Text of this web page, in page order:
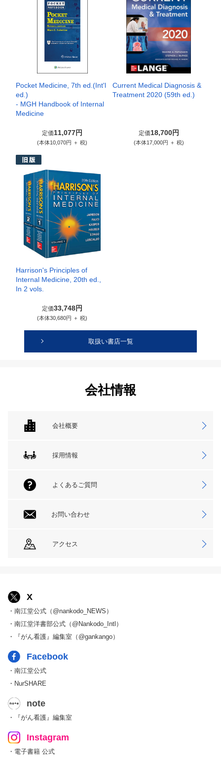
Pocket Medicine, 7th ed.(Int'l
ed.)
- MGH Handbook of Internal
Medicine
定価11,077円
(本体10,070円 ＋ 税)
Current Medical Diagnosis &
Treatment 2020 (59th ed.)
定価18,700円
(本体17,000円 ＋ 税)
Harrison's Principles of
Internal Medicine, 20th ed.,
In 2 vols.
定価33,748円
(本体30,680円 ＋ 税)
取扱い書店一覧
会社情報
会社概要
採用情報
よくあるご質問
お問い合わせ
アクセス
X
・南江堂公式（@nankodo_NEWS）
・南江堂洋書部公式（@Nankodo_Intl）
・『がん看護』編集室（@gankango）
Facebook
・南江堂公式
・NurSHARE
note
・『がん看護』編集室
Instagram
・電子書籍 公式